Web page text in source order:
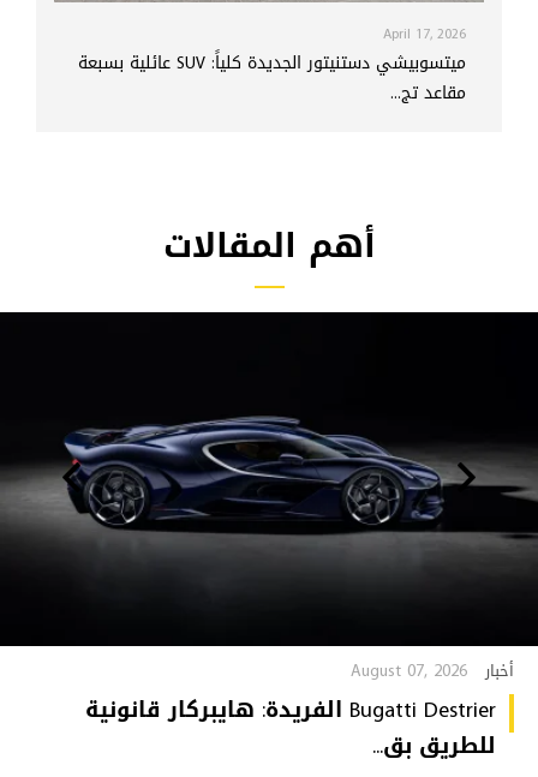
April 17, 2026
ميتسوبيشي دستنيتور الجديدة كلياً: SUV عائلية بسبعة
مقاعد تج...
أهم المقالات
أخبار August 07, 2026
Bugatti Destrier الفريدة: هايبركار قانونية
للطريق بق...